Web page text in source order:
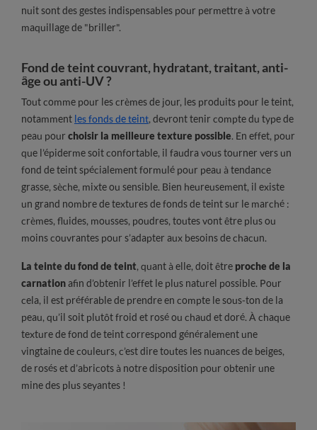
nuit sont des gestes indispensables pour permettre à votre
maquillage de "briller".
Fond de teint couvrant, hydratant, traitant, anti-
âge ou anti-UV ?
Tout comme pour les crèmes de jour, les produits pour le teint,
notamment les fonds de teint, devront tenir compte du type de
peau pour choisir la meilleure texture possible. En effet, pour
que l’épiderme soit confortable, il faudra vous tourner vers un
fond de teint spécialement formulé pour peau à tendance
grasse, sèche, mixte ou sensible. Bien heureusement, il existe
un grand nombre de textures de fonds de teint sur le marché :
crèmes, fluides, mousses, poudres, toutes vont être plus ou
moins couvrantes pour s’adapter aux besoins de chacun.
La teinte du fond de teint, quant à elle, doit être proche de la
carnationafin d’obtenir l’effet le plus naturel possible. Pour
cela, il est préférable de prendre en compte le sous-ton de la
peau, qu’il soit plutôt froid et rosé ou chaud et doré. À chaque
texture de fond de teint correspond généralement une
vingtaine de couleurs, c’est dire toutes les nuances de beiges,
de rosés et d’abricots à notre disposition pour obtenir une
mine des plus seyantes !